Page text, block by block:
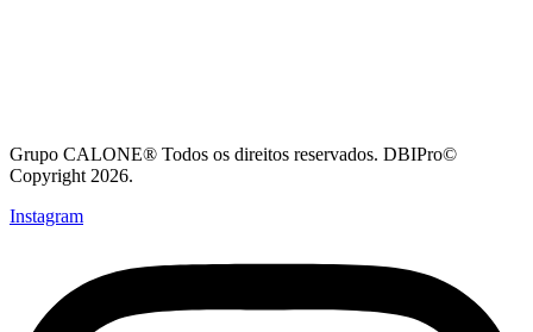
Grupo CALONE® Todos os direitos reservados. DBIPro©
Copyright 2026.
Instagram